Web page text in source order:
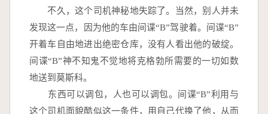
不久，这个司机神秘地失踪了。当然，别人并未
发现这一点，因为他的车由间谍“B”驾驶着。间谍“B”
开着车自由地进出绝密仓库，没有人看出他的破绽。
间谍“B”神不知鬼不觉地将克格勃所需要的一切如数
地送到莫斯科。
东西可以调包，人也可以调包。间谍“B”利用与
这个司机面貌酷似这一条件，用自己代换了他，从而